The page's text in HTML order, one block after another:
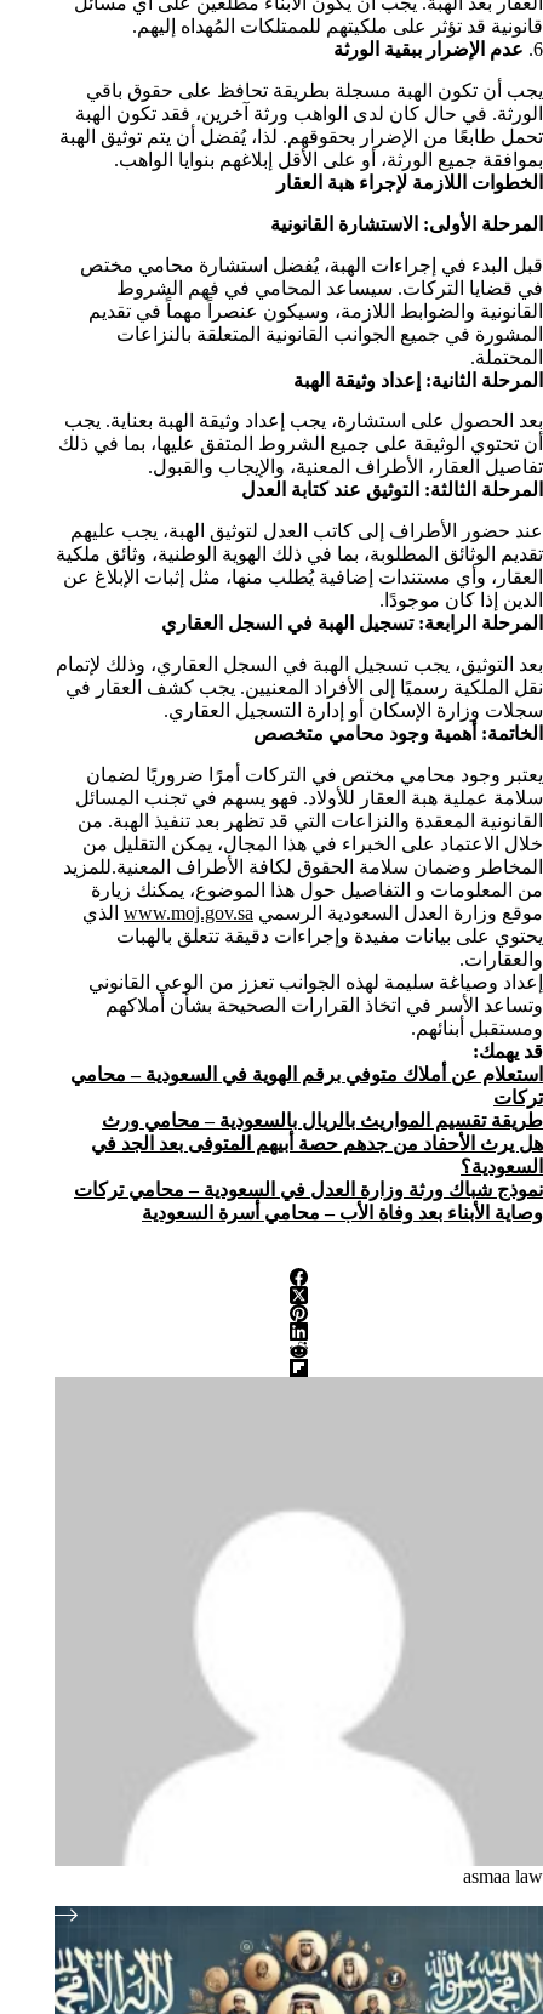
قانونية قد تؤثر على ملكيتهم للممتلكات المُهداه إليهم.
6. عدم الإضرار ببقية الورثة
يجب أن تكون الهبة مسجلة بطريقة تحافظ على حقوق باقي
الورثة. في حال كان لدى الواهب ورثة آخرين، فقد تكون الهبة
تحمل طابعًا من الإضرار بحقوقهم. لذا، يُفضل أن يتم توثيق الهبة
بموافقة جميع الورثة، أو على الأقل إبلاغهم بنوايا الواهب.
الخطوات اللازمة لإجراء هبة العقار
المرحلة الأولى: الاستشارة القانونية
قبل البدء في إجراءات الهبة، يُفضل استشارة محامي مختص
في قضايا التركات. سيساعد المحامي في فهم الشروط
القانونية والضوابط اللازمة، وسيكون عنصراً مهماً في تقديم
المشورة في جميع الجوانب القانونية المتعلقة بالنزاعات
المحتملة.
المرحلة الثانية: إعداد وثيقة الهبة
بعد الحصول على استشارة، يجب إعداد وثيقة الهبة بعناية. يجب
أن تحتوي الوثيقة على جميع الشروط المتفق عليها، بما في ذلك
تفاصيل العقار، الأطراف المعنية، والإيجاب والقبول.
المرحلة الثالثة: التوثيق عند كتابة العدل
عند حضور الأطراف إلى كاتب العدل لتوثيق الهبة، يجب عليهم
تقديم الوثائق المطلوبة، بما في ذلك الهوية الوطنية، وثائق ملكية
العقار، وأي مستندات إضافية يُطلب منها، مثل إثبات الإبلاغ عن
الدين إذا كان موجودًا.
المرحلة الرابعة: تسجيل الهبة في السجل العقاري
بعد التوثيق، يجب تسجيل الهبة في السجل العقاري، وذلك لإتمام
نقل الملكية رسميًا إلى الأفراد المعنيين. يجب كشف العقار في
سجلات وزارة الإسكان أو إدارة التسجيل العقاري.
الخاتمة: أهمية وجود محامي متخصص
يعتبر وجود محامي مختص في التركات أمرًا ضروريًا لضمان
سلامة عملية هبة العقار للأولاد. فهو يسهم في تجنب المسائل
القانونية المعقدة والنزاعات التي قد تظهر بعد تنفيذ الهبة. من
خلال الاعتماد على الخبراء في هذا المجال، يمكن التقليل من
المخاطر وضمان سلامة الحقوق لكافة الأطراف المعنية.للمزيد
من المعلومات و التفاصيل حول هذا الموضوع، يمكنك زيارة
موقع وزارة العدل السعودية الرسمي www.moj.gov.sa الذي
يحتوي على بيانات مفيدة وإجراءات دقيقة تتعلق بالهبات
والعقارات.
إعداد وصياغة سليمة لهذه الجوانب تعزز من الوعي القانوني
وتساعد الأسر في اتخاذ القرارات الصحيحة بشأن أملاكهم
ومستقبل أبنائهم.
قد يهمك:
استعلام عن أملاك متوفي برقم الهوية في السعودية – محامي
تركات
طريقة تقسيم المواريث بالريال بالسعودية – محامي ورث
هل يرث الأحفاد من جدهم حصة أبيهم المتوفى بعد الجد في
السعودية؟
نموذج شباك ورثة وزارة العدل في السعودية – محامي تركات
وصاية الأبناء بعد وفاة الأب – محامي أسرة السعودية
asmaa law